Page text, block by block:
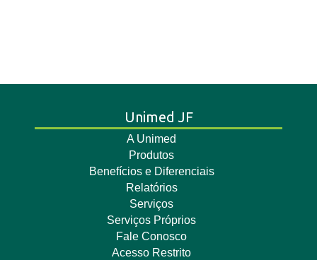
Unimed JF
A Unimed
Produtos
Benefícios e Diferenciais
Relatórios
Serviços
Serviços Próprios
Fale Conosco
Acesso Restrito